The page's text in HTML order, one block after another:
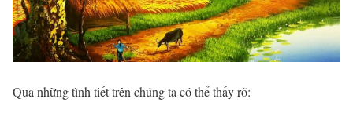
Qua những tình tiết trên chúng ta có thể thấy rõ: